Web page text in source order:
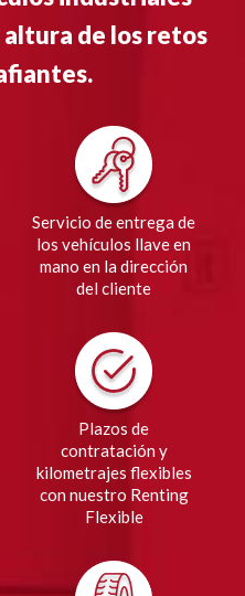
altura de los retos
Servicio de entrega de
los vehículos llave en
mano en la dirección
del cliente
Plazos de
contratación y
kilometrajes flexibles
con nuestro Renting
Flexible